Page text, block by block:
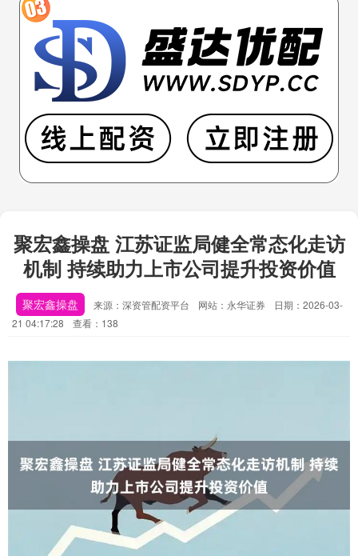
聚宏鑫操盘 江苏证监局健全常态化走访
机制 持续助力上市公司提升投资价值
聚宏鑫操盘 来源：深资管配资平台 网站：永华证券
日期：2026-03-
21 04:17:28
查看：138